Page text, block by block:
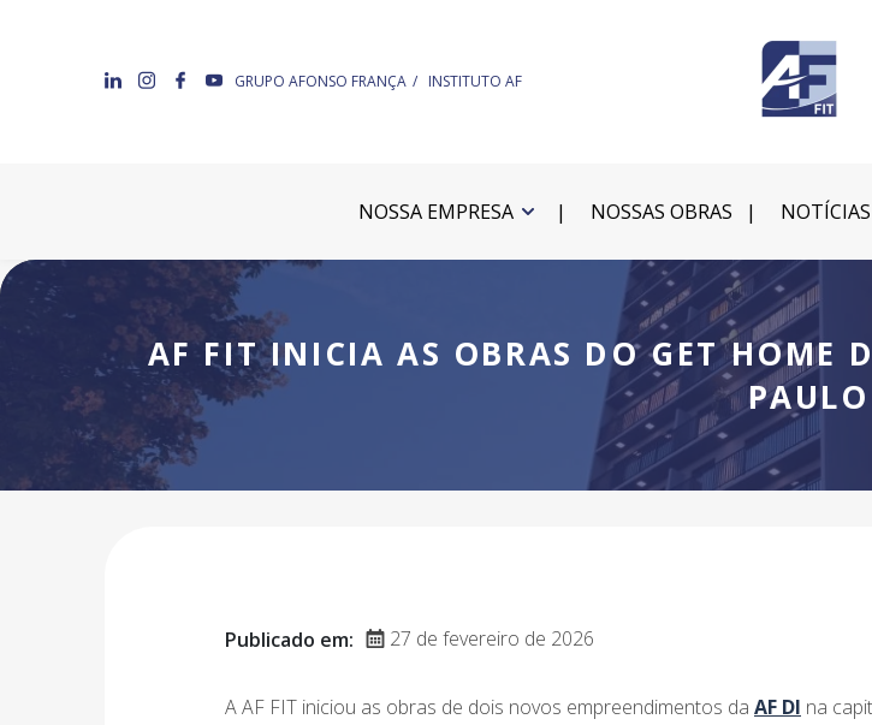
GRUPO AFONSO FRANÇA INSTITUTO AF
NOSSA EMPRESA NOSSAS OBRAS NOTÍCIAS
AF FIT INICIA AS OBRAS DO GET HOME
PAULO
Publicado em: 27 de fevereiro de 2026
A AF FIT iniciou as obras de dois novos empreendimentos da AF DI na